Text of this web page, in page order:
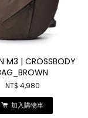
M3 | CROSSBODY
NT$ 4,980
加入購物車